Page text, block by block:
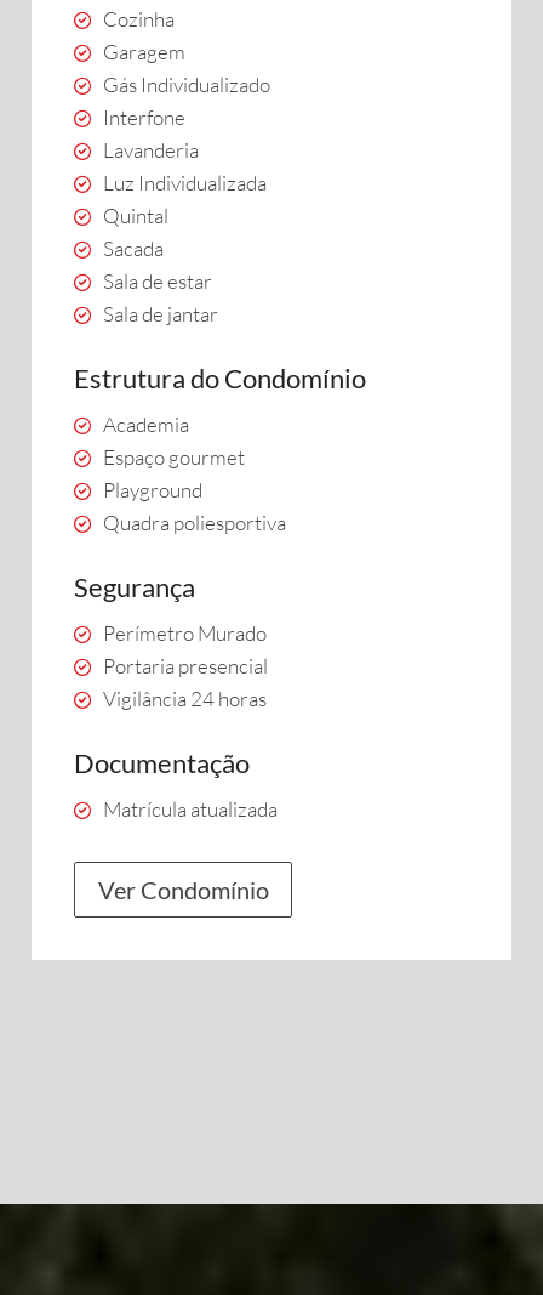
Cozinha
Garagem
Gás Individualizado
Interfone
Lavanderia
Luz Individualizada
Quintal
Sacada
Sala de estar
Sala de jantar
Estrutura do Condomínio
Academia
Espaço gourmet
Playground
Quadra poliesportiva
Segurança
Perímetro Murado
Portaria presencial
Vigilância 24 horas
Documentação
Matrícula atualizada
Ver Condomínio